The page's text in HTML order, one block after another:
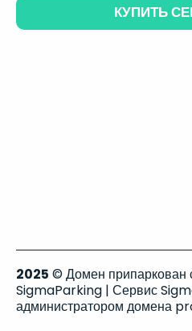
КУПИТЬ
2025 © Домен припаркован
SigmaParking | Сервис
администратором домена